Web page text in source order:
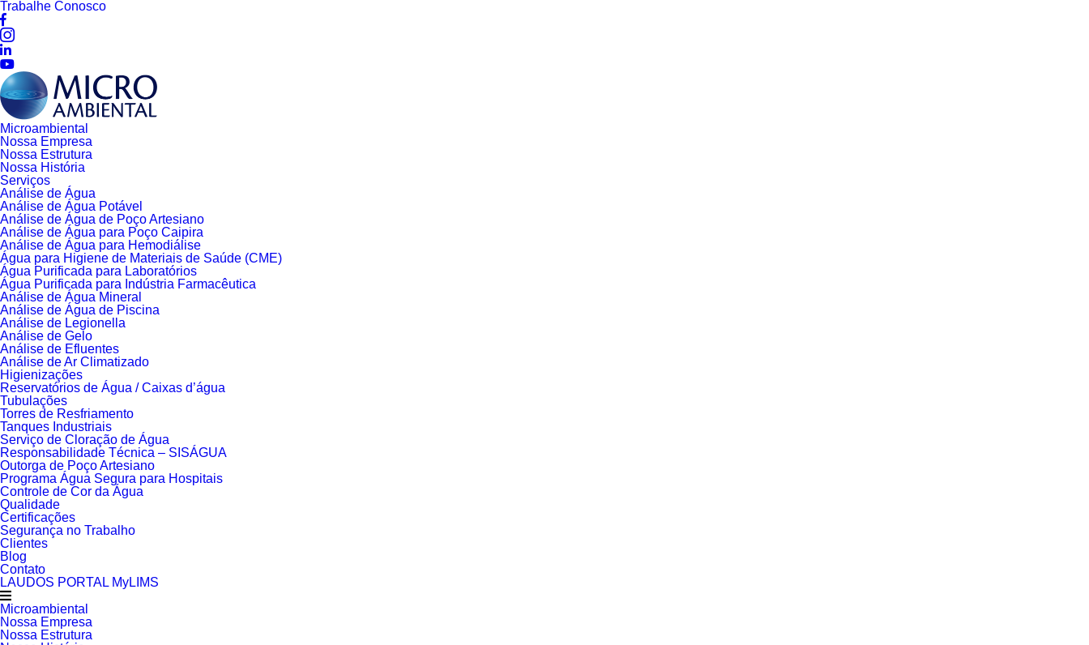
Trabalhe Conosco
Microambiental
Nossa Empresa
Nossa Estrutura
Nossa História
Serviços
Análise de Água
Análise de Água Potável
Análise de Água de Poço Artesiano
Análise de Água para Poço Caipira
Análise de Água para Hemodiálise
Água para Higiene de Materiais de Saúde (CME)
Água Purificada para Laboratórios
Água Purificada para Indústria Farmacêutica
Análise de Água Mineral
Análise de Água de Piscina
Análise de Legionella
Análise de Gelo
Análise de Efluentes
Análise de Ar Climatizado
Higienizações
Reservatórios de Água / Caixas d’água
Tubulações
Torres de Resfriamento
Tanques Industriais
Serviço de Cloração de Água
Responsabilidade Técnica – SISÁGUA
Outorga de Poço Artesiano
Programa Água Segura para Hospitais
Controle de Cor da Água
Qualidade
Certificações
Segurança no Trabalho
Clientes
Blog
Contato
LAUDOS PORTAL MyLIMS
Microambiental
Nossa Empresa
Nossa Estrutura